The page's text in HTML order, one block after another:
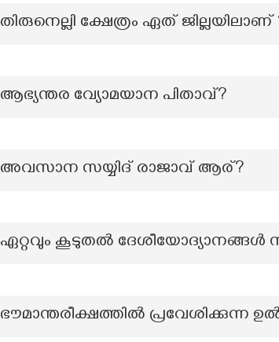
തിരുനെല്ലി ക്ഷേത്രം ഏത് ജില്ലയിലാണ്
ആഭ്യന്തര വ്യോമയാന പിതാവ്?
അവസാന സയ്യിദ് രാജാവ് ആര്?
ഏറ്റവും കൂടുതൽ ദേശീയോദ്യാനങ്ങൾ
ഭൗമാന്തരീക്ഷത്തിൽ